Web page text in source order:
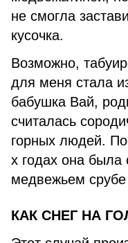
не смогла
кусочка.
Возможно,
для меня стала
бабушка Вай,
считалась
горных людей.
х годах она была
медвежьем
КАК СНЕГ НА